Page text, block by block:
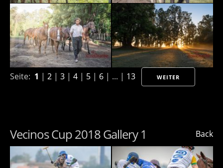
Seite: 1 | 2 | 3 | 4 | 5 | 6 | ... | 13 WEITER
Back
Vecinos Cup 2018 Gallery 1